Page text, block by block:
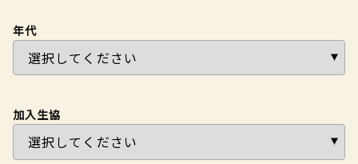
年代
加入生協